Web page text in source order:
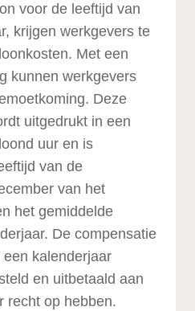
voor de leeftijd van
krijgen werkgevers te
Met een
kunnen werkgevers
Deze
uitgedrukt in een
uur en is
van de
van het
het gemiddelde
De compensatie
kalenderjaar
en uitbetaald aan
recht op hebben.